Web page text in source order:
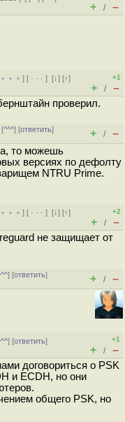
+ / –
﹢﹢﹢] [ · · ·][↓] [↑]
+1
+ / –
проверил.
[^^^] [ответить]
+ / –
то можешь
версиях по дефолту
NTRU Prime.
﹢﹢﹢] [ · · ·][↓] [↑]
+2
+ / –
не защищает от
] [ответить]
+ / –
] [ответить]
+1
+ / –
договориться о PSK
и ECDH, но они
общего PSK, но